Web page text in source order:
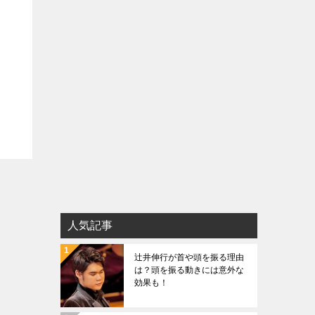
人気記事
辻井伸行が首や頭を振る理由
は？頭を振る動きには意外な
効果も！